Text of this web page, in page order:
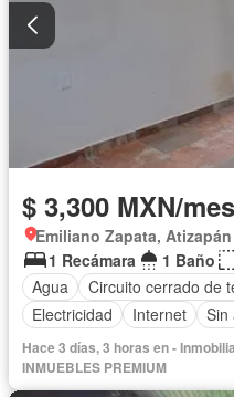
$ 3,300 MXN/mes
Emiliano Zapata,
1 Recámara
1 Baño
Agua
Circuito cerrado de
Electricidad
Internet Sin
Hace 3 días, 3 horas en -
INMUEBLES PREMIUM